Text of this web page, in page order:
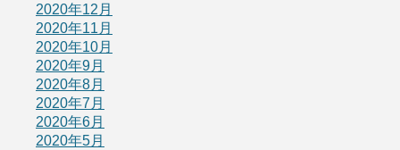
2020年12月
2020年11月
2020年10月
2020年9月
2020年8月
2020年7月
2020年6月
2020年5月